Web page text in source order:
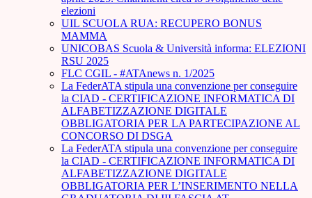
elezioni
UIL SCUOLA RUA: RECUPERO BONUS
MAMMA
UNICOBAS Scuola & Università informa: ELEZIONI
RSU 2025
FLC CGIL - #ATAnews n. 1/2025
La FederATA stipula una convenzione per conseguire
la CIAD - CERTIFICAZIONE INFORMATICA DI
ALFABETIZZAZIONE DIGITALE
OBBLIGATORIA PER LA PARTECIPAZIONE AL
CONCORSO DI DSGA
La FederATA stipula una convenzione per conseguire
la CIAD - CERTIFICAZIONE INFORMATICA DI
ALFABETIZZAZIONE DIGITALE
OBBLIGATORIA PER L’INSERIMENTO NELLA